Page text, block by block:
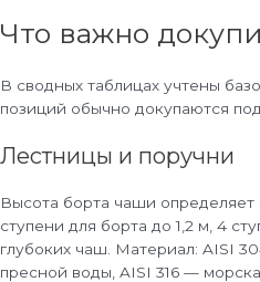
Что важно
В сводных таблицах учтены
позиций обычно докупаются
Лестницы и поручни
Высота борта чаши
ступени для борта до 1,2 м, 4
глубоких чаш. Материал: AISI
пресной воды, AISI 316 —